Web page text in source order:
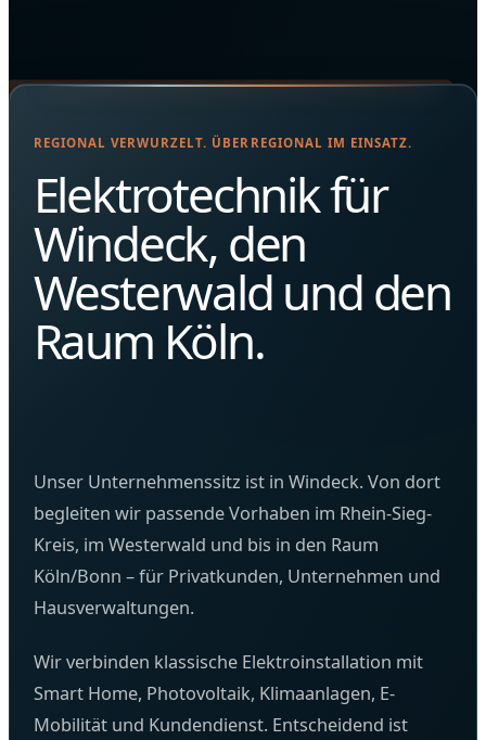
REGIONAL VERWURZELT. ÜBERREGIONAL IM EINSATZ.
Elektrotechnik für
Windeck, den
Westerwald und den
Raum Köln.
Unser Unternehmenssitz ist in Windeck. Von dort
begleiten wir passende Vorhaben im Rhein-Sieg-
Kreis, im Westerwald und bis in den Raum
Köln/Bonn – für Privatkunden, Unternehmen und
Hausverwaltungen.
Wir verbinden klassische Elektroinstallation mit
Smart Home, Photovoltaik, Klimaanlagen, E-
Mobilität und Kundendienst. Entscheidend ist